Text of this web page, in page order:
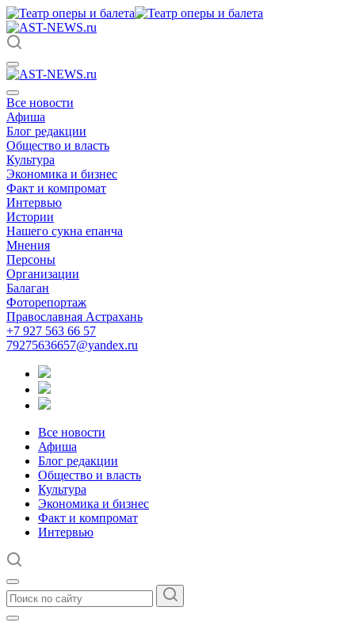
Все новости
Афиша
Блог редакции
Общество и власть
Культура
Экономика и бизнес
Факт и компромат
Интервью
Истории
Нашего сукна епанча
Мнения
Персоны
Организации
Балаган
Фоторепортаж
Православная Астрахань
+7 927 563 66 57
79275636657@yandex.ru
Все новости
Афиша
Блог редакции
Общество и власть
Культура
Экономика и бизнес
Факт и компромат
Интервью